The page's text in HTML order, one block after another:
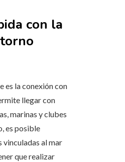
con la
es la conexión con
llegar con
marinas y clubes
es posible
al mar
que realizar